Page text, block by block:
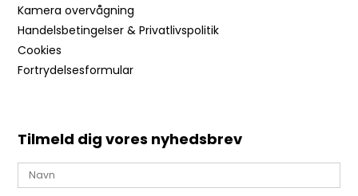
Kamera overvågning
Handelsbetingelser & Privatlivspolitik
Cookies
Fortrydelsesformular
Tilmeld dig vores nyhedsbrev